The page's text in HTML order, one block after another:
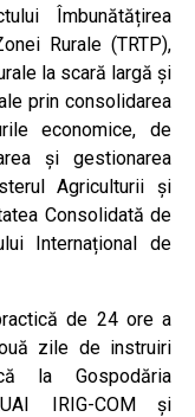
Îmbunătățirea
Rurale (TRTP),
la scară largă și
prin consolidarea
economice, de
și gestionarea
Agriculturii și
Consolidată de
Internațional de
de 24 ore a
zile de instruiri
la Gospodăria
IRIG-COM și